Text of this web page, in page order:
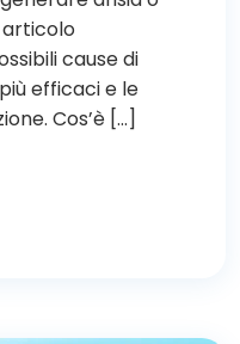
cause di
efficaci e le
Cos’è […]